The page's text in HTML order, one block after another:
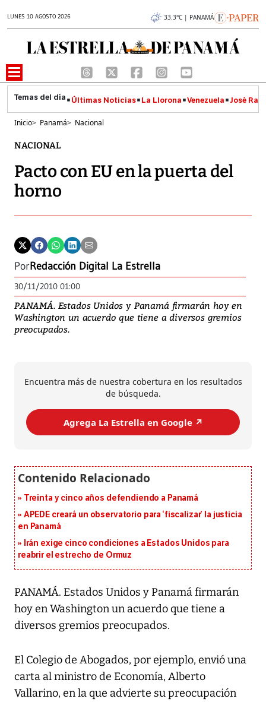
LUNES 10 AGOSTO 2026 33.3°C | PANAMÁ
Últimas Noticias La Llorona Venezuela José
Inicio> Panamá> Nacional
NACIONAL
Pacto con EU en la puerta del
horno
PorRedacción Digital La Estrella
30/11/2010 01:00
PANAMÁ. Estados Unidos y Panamá firmarán hoy en
Washington un acuerdo que tiene a diversos gremios
preocupados.
Encuentra más de nuestra cobertura en los resultados
de búsqueda.
Agrega La Estrella en Google ↗️
Treinta y cinco años defendiendo a Panamá
APEDE creará un observatorio para ‘fiscalizar’ la justicia
en Panamá
Irán exige cinco condiciones a Estados Unidos para
reabrir el estrecho de Ormuz
PANAMÁ. Estados Unidos y Panamá firmarán
hoy en Washington un acuerdo que tiene a
diversos gremios preocupados.
El Colegio de Abogados, por ejemplo, envió una
carta al ministro de Economía, Alberto
Vallarino, en la que advierte su preocupación